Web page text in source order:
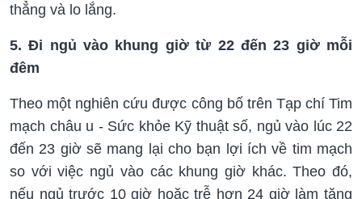
thẳng và lo lắng.
5. Đi ngủ vào khung giờ từ 22 đến 23 giờ mỗi
đêm
Theo một nghiên cứu được công bố trên Tạp chí Tim
mạch châu u - Sức khỏe Kỹ thuật số, ngủ vào lúc 22
đến 23 giờ sẽ mang lại cho bạn lợi ích về tim mạch
so với việc ngủ vào các khung giờ khác. Theo đó,
nếu ngủ trước 10 giờ hoặc trễ hơn 24 giờ làm tăng